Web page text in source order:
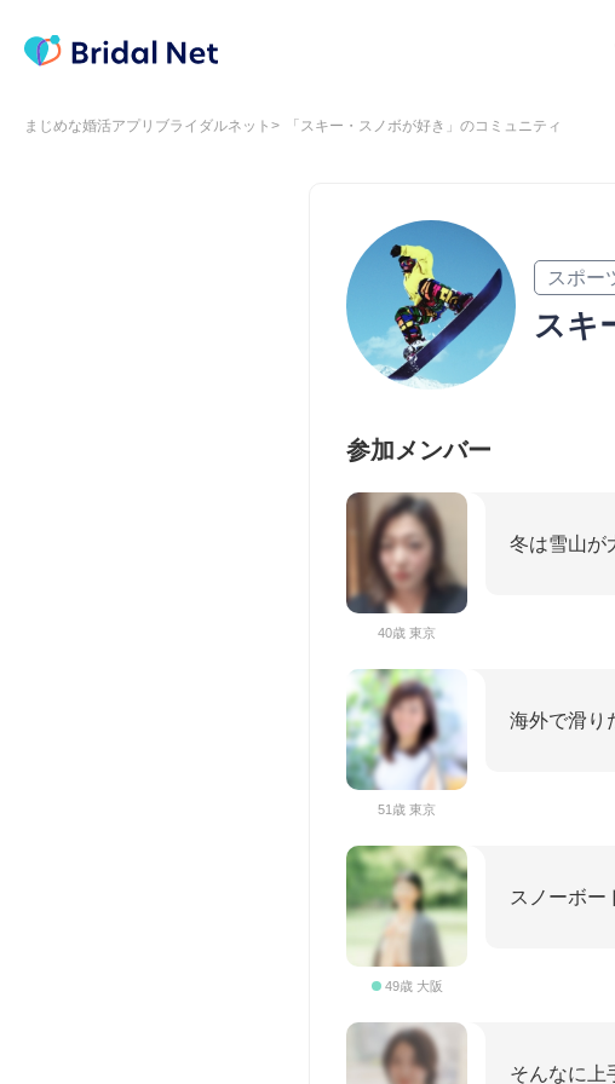
まじめな婚活アプリブライダルネット 「スキー・スノボが好き」のコミュニティ
スポー
スキ
参加メンバー
40歳 東京
冬は雪山
51歳 東京
海外で滑り
49歳 大阪
スノーボー
そんなに上